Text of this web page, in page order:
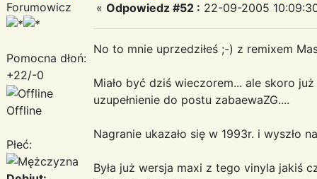
Forumowicz
Pomocna dłoń:
+22/-0
Offline
Płeć:
« Odpowiedz #52 : 22-09-2005
No to mnie uprzedziłeś ;-) z remixem
Miało być dziś wieczorem... ale skoro
uzupełnienie do postu zabaewaZG....
Nagranie ukazało się w 1993r. i wyszło
Była już wersja maxi z tego vinyla jakiś